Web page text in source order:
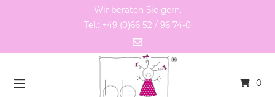
Wir beraten Sie gern.
Tel.: +49 (0)66 52 / 96 74-0
0